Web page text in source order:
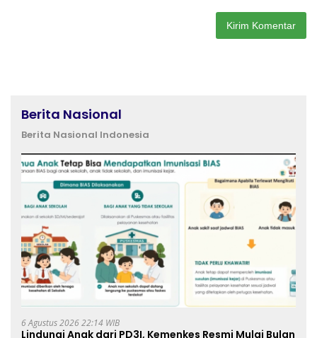
Berita Nasional
Berita Nasional Indonesia
6 Agustus 2026 22:14 WIB
Lindungi Anak dari PD3I, Kemenkes Resmi Mulai Bulan